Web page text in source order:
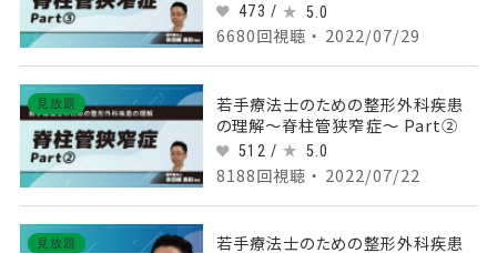
473 / 5.0
6680回視聴 ・ 2022/07/29
見放題
若手療法士のための整形外科疾患
の理解～脊柱管狭窄症～ Part②
512 / 5.0
8188回視聴 ・ 2022/07/22
見放題
若手療法士のための整形外科疾患